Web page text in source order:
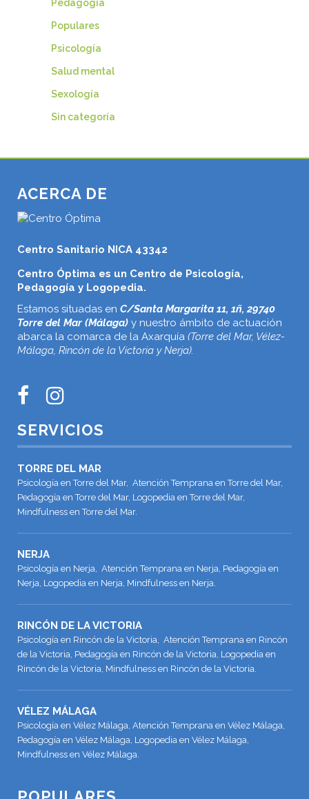
Pedagogía
Populares
Psicología
Salud mental
Sexología
Sin categoría
ACERCA DE
Centro Sanitario NICA 43342
Centro Óptima es un Centro de Psicología,
Pedagogía y Logopedia.
Estamos situadas en C/Santa Margarita 11, 1ñ, 29740
Torre del Mar (Málaga) y nuestro ámbito de actuación
abarca la comarca de la Axarquía (Torre del Mar, Vélez-
Málaga, Rincón de la Victoria y Nerja).
SERVICIOS
TORRE DEL MAR
Psicología en Torre del Mar, Atención Temprana en Torre del Mar,
Pedagogía en Torre del Mar, Logopedia en Torre del Mar,
Mindfulness en Torre del Mar.
NERJA
Psicología en Nerja, Atención Temprana en Nerja, Pedagogía en
Nerja, Logopedia en Nerja, Mindfulness en Nerja.
RINCÓN DE LA VICTORIA
Psicología en Rincón de la Victoria, Atención Temprana en Rincón
de la Victoria, Pedagogía en Rincón de la Victoria, Logopedia en
Rincón de la Victoria, Mindfulness en Rincón de la Victoria.
VÉLEZ MÁLAGA
Psicología en Vélez Málaga, Atención Temprana en Vélez Málaga,
Pedagogía en Vélez Málaga, Logopedia en Vélez Málaga,
Mindfulness en Vélez Málaga.